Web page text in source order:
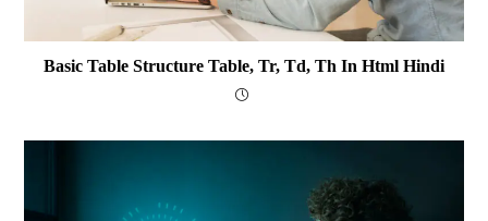
Basic Table Structure Table, Tr, Td, Th In Html Hindi